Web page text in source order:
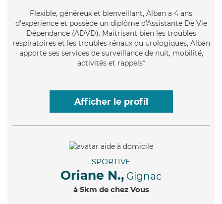
Flexible, généreux et bienveillant, Alban a 4 ans
d'expérience et possède un diplôme d'Assistante De Vie
Dépendance (ADVD). Maitrisant bien les troubles
respiratoires et les troubles rénaux ou urologiques, Alban
apporte ses services de surveillance de nuit, mobilité,
activités et rappels*
Afficher le profil
SPORTIVE
Oriane N., Gignac
à 5km de chez Vous